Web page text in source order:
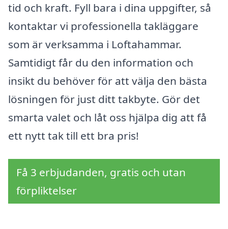
tid och kraft. Fyll bara i dina uppgifter, så
kontaktar vi professionella takläggare
som är verksamma i Loftahammar.
Samtidigt får du den information och
insikt du behöver för att välja den bästa
lösningen för just ditt takbyte. Gör det
smarta valet och låt oss hjälpa dig att få
ett nytt tak till ett bra pris!
Få 3 erbjudanden, gratis och utan
förpliktelser